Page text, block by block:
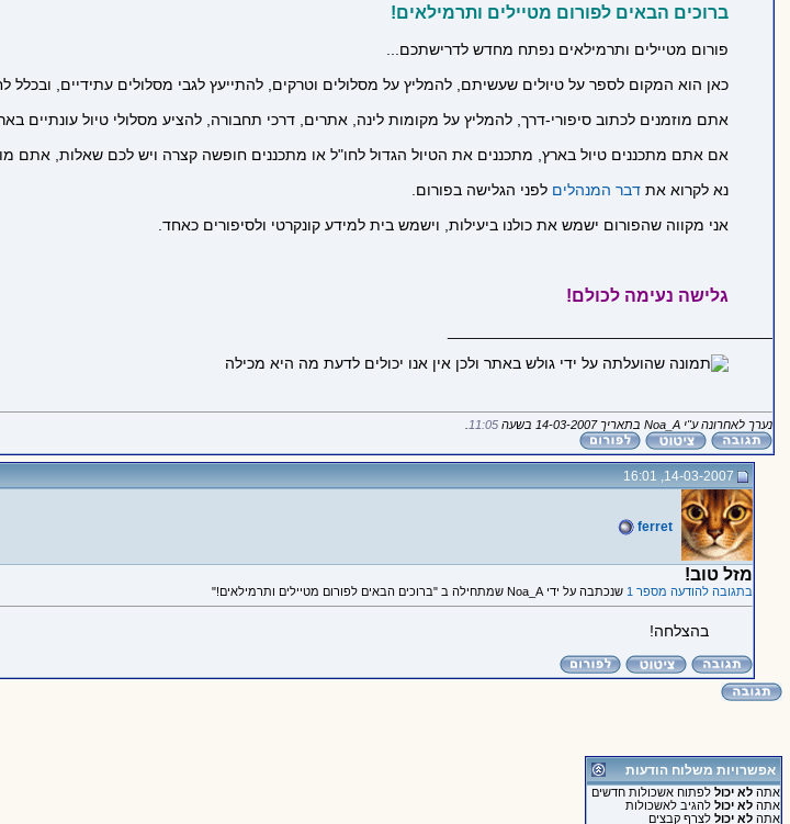
ברוכים הבאים לפורום מטיילים ותרמילאים!
פורום מטיילים ותרמילאים נפתח מחדש לדרישתכם...
כאן הוא המקום לספר על טיולים שעשיתם, להמליץ על מסלולים וטרקים, להתייעץ לגבי מסלולים עתידיים, ובכלל
אתם מוזמנים לכתוב סיפורי-דרך, להמליץ על מקומות לינה, אתרים, דרכי תחבורה, להציע מסלולי טיול עונתיים
אם אתם מתכננים טיול בארץ, מתכננים את הטיול הגדול לחו"ל או מתכננים חופשה קצרה ויש לכם שאלות, אתם
נא לקרוא את דבר המנהלים לפני הגלישה בפורום.
אני מקווה שהפורום ישמש את כולנו ביעילות, וישמש בית למידע קונקרטי ולסיפורים כאחד.
גלישה נעימה לכולם!
נערך לאחרונה ע"י Noa_A בתאריך 14-03-2007 בשעה 11:05
14-03-2007, 16:01
ferret
מזל טוב!
בתגובה להודעה מספר 1 שנכתבה על ידי Noa_A שמתחילה ב "ברוכים הבאים לפורום מטיילים ותרמילאים!"
בהצלחה!
אפשרויות משלוח הודעות
אתה לא יכוללפתוח אשכולות חדשים
אתה לא יכוללהגיב לאשכולות
אתה לא יכוללצרף קבצים